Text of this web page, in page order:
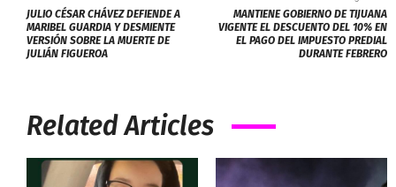
JULIO CÉSAR CHÁVEZ DEFIENDE A
MARIBEL GUARDIA Y DESMIENTE
VERSIÓN SOBRE LA MUERTE DE
JULIÁN FIGUEROA
MANTIENE GOBIERNO DE TIJUANA
VIGENTE EL DESCUENTO DEL 10% EN
EL PAGO DEL IMPUESTO PREDIAL
DURANTE FEBRERO
Related Articles